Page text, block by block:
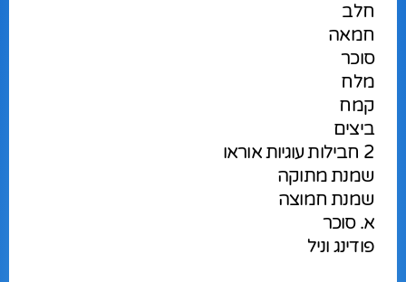
חלב
חמאה
סוכר
מלח
קמח
ביצים
2 חבילות עוגיות אוראו
שמנת מתוקה
שמנת חמוצה
א. סוכר
פודינג וניל